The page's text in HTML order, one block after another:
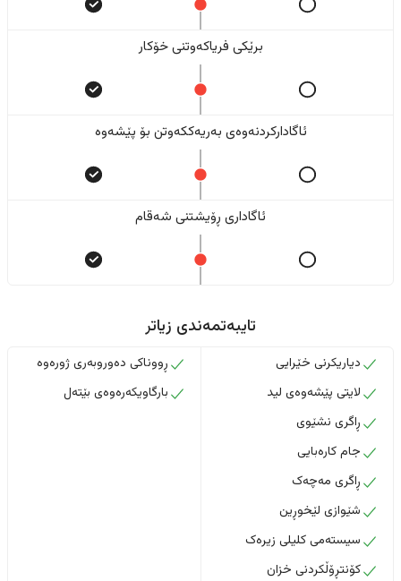
برێکی فریاکەوتنی خۆکار
ئاگادارکردنەوەی بەریەککەوتن بۆ پێشەوە
ئاگاداری ڕۆیشتنی شەقام
تایبەتمەندی زیاتر
دیاریکرنی خێرایی
لایتی پێشەوەی لید
ڕاگری نشێوی
جام کارەبایی
ڕاگری مەچەک
شێوازی لێخوڕین
سیستەمی کلیلی زیرەک
کۆنتڕۆڵکردنی خزان
ڕووناکی دەوروبەری ژورەوە
بارگاویکەرەوەی بێتەل